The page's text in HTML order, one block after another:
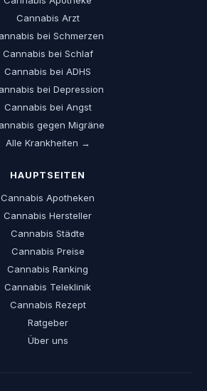
Cannabis Arzt
bei Schmerzen
Cannabis bei Schlaf
Cannabis bei ADHS
bei Depression
Cannabis bei Angst
gegen Migräne
Alle Krankheiten →
HAUPTSEITEN
Cannabis Apotheken
Cannabis Hersteller
Cannabis Städte
Cannabis Preise
Cannabis Ranking
Cannabis Teleklinik
Cannabis Rezept
Ratgeber
Über uns